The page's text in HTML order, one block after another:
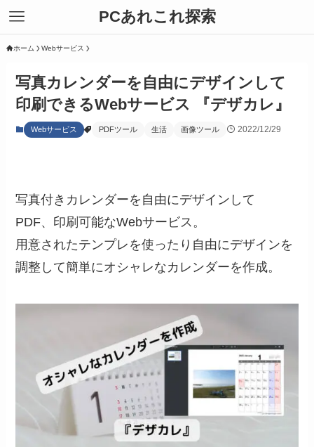
PCあれこれ探索
ホーム Webサービス
写真カレンダーを自由にデザインして
印刷できるWebサービス 『デザカレ』
Webサービス PDFツール 生活 画像ツール 2022/12/29
写真付きカレンダーを自由にデザインして
PDF、印刷可能なWebサービス。
用意されたテンプレを使ったり自由にデザインを
調整して簡単にオシャレなカレンダーを作成。